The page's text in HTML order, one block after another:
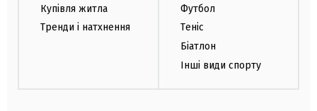
Купівля житла
Тренди і натхнення
Футбол
Теніс
Біатлон
Інші види спорту